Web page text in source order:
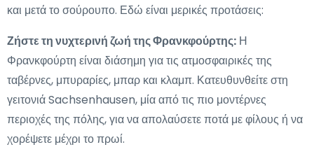
και μετά το σούρουπο. Εδώ είναι μερικές προτάσεις:
Ζήστε τη νυχτερινή ζωή της Φρανκφούρτης: Η
Φρανκφούρτη είναι διάσημη για τις ατμοσφαιρικές της
ταβέρνες, μπυραρίες, μπαρ και κλαμπ. Κατευθυνθείτε στη
γειτονιά Sachsenhausen, μία από τις πιο μοντέρνες
περιοχές της πόλης, για να απολαύσετε ποτά με φίλους ή να
χορέψετε μέχρι το πρωί.